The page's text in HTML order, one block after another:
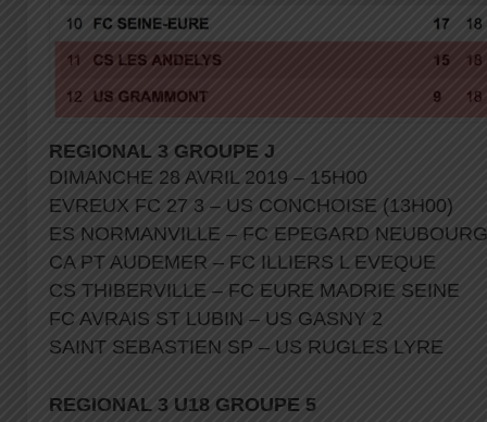
REGIONAL 3 GROUPE J
DIMANCHE 28 AVRIL 2019 – 15H00
EVREUX FC 27 3 – US CONCHOISE (13H00)
ES NORMANVILLE – FC EPEGARD
CA PT AUDEMER – FC ILLIERS L EVEQUE
CS THIBERVILLE – FC EURE MADRIE SEINE
FC AVRAIS ST LUBIN – US GASNY 2
SAINT SEBASTIEN SP – US RUGLES LYRE
REGIONAL 3 U18 GROUPE 5